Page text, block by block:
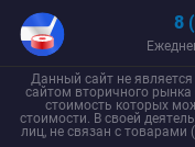
8
Данный сайт не
сайтом вторичного
стоимость которых
стоимости. В своей
лиц, не связан с